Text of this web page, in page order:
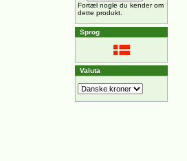
Fortæl nogle du kender om
dette produkt.
Sprog
Valuta